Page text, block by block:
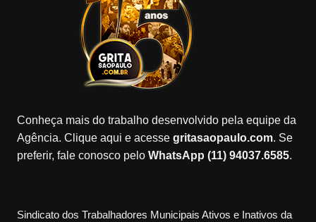
Conheça mais do trabalho desenvolvido pela equipe da
Agência. Clique aqui e acesse gritasaopaulo.com. Se
preferir, fale conosco peloWhatsApp (11) 94037.6585.
Sindicato dos Trabalhadores Municipais Ativos e Inativos da